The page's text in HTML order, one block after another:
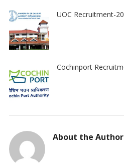
UOC Recruitment-
Cochinport
About the